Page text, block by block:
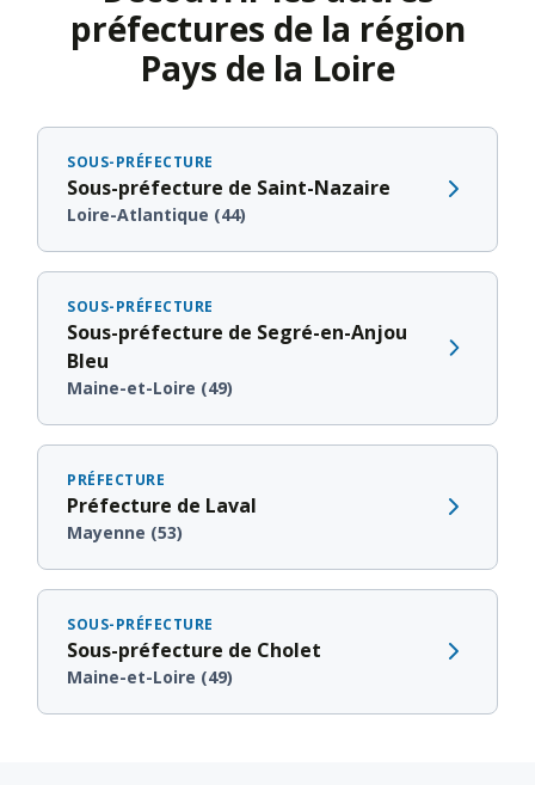
préfectures de la région
Pays de la Loire
SOUS-PRÉFECTURE
Sous-préfecture de Saint-Nazaire
Loire-Atlantique (44)
SOUS-PRÉFECTURE
Sous-préfecture de Segré-en-Anjou
Bleu
Maine-et-Loire (49)
PRÉFECTURE
Préfecture de Laval
Mayenne (53)
SOUS-PRÉFECTURE
Sous-préfecture de Cholet
Maine-et-Loire (49)